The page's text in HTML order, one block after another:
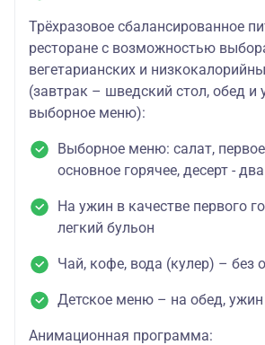
Трёхразовое сбалансированное
ресторане с возможностью
вегетарианских и
(завтрак – шведский стол, обед и
выборное меню):
Выборное меню: салат, первое
основное горячее, десерт -
На ужин в качестве первого
легкий бульон
Чай, кофе, вода (кулер) – без
Детское меню – на обед, ужин
Анимационная программа: